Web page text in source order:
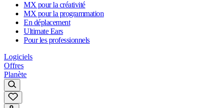
MX pour la créativité
MX pour la programmation
En déplacement
Ultimate Ears
Pour les professionnels
Logiciels
Offres
Planète